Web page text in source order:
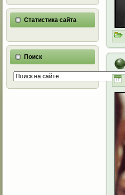
Статистика сайта
Поиск